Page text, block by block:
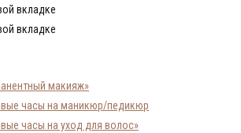
вкладке
вкладке
макияж»
часы на маникюр/педикюр
часы на уход для волос»